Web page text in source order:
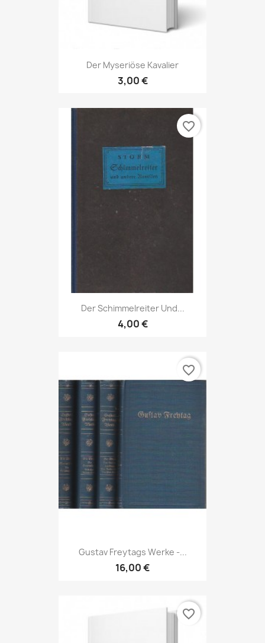
Der Myseriöse Kavalier
3,00 €
Der Schimmelreiter Und...
4,00 €
favorite_border
Gustav Freytags Werke -...
16,00 €
favorite_border
favorite_border